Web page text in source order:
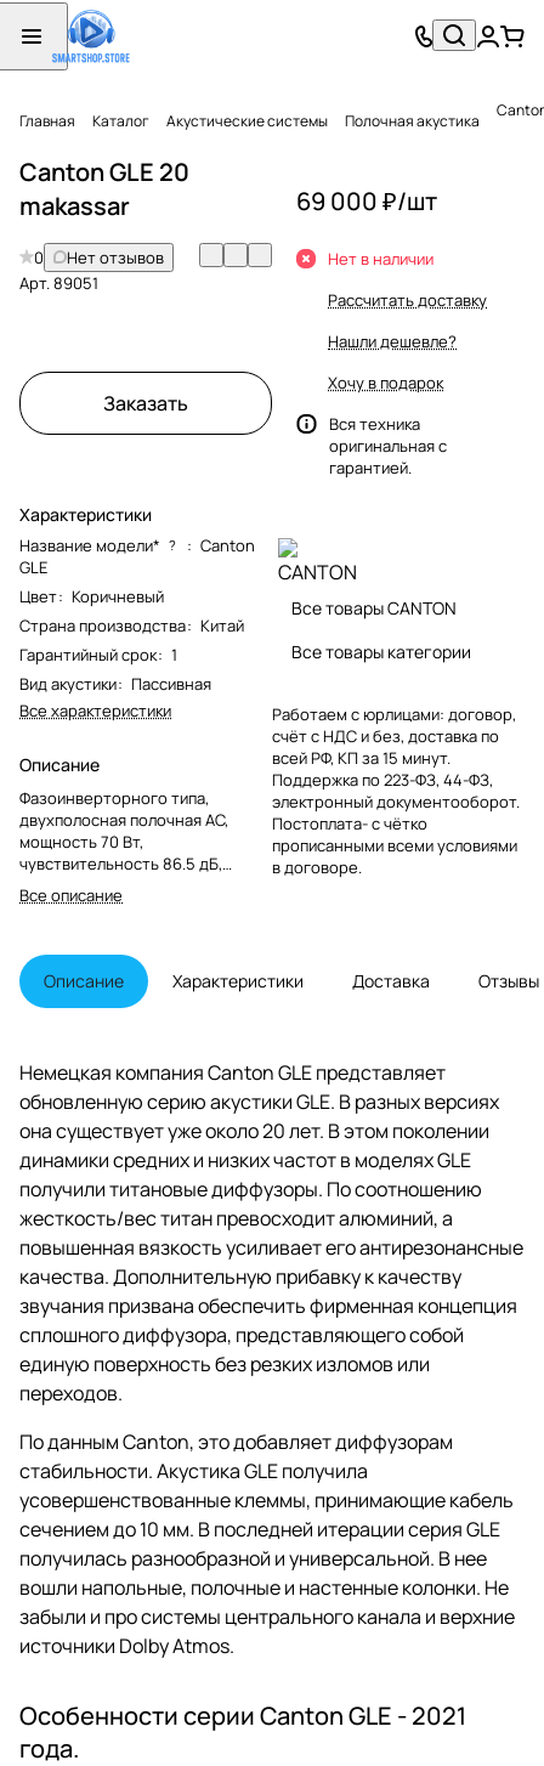
Главная Каталог Акустические системы Полочная акустика
Canton GLE 20
makassar
0
Нет отзывов
Арт.89051
Заказать
Характеристики
Название модели* ? : Canton
GLE
Цвет: Коричневый
Страна производства: Китай
Гарантийный срок: 1
Вид акустики: Пассивная
Все характеристики
Описание
Фазоинверторного типа,
двухполосная полочная АС,
мощность 70 Вт,
чувствительность 86.5 дБ,
импеданс 8 Ом, диапазон частот
42-30000 Гц, цвет коричневый.
Все описание
69 000 ₽/шт
Нет в наличии
Рассчитать доставку
Нашли дешевле?
Хочу в подарок
Вся техника
оригинальная с
гарантией.
Все товары CANTON
Все товары категории
Работаем с юрлицами: договор,
счёт с НДС и без, доставка по
всей РФ, КП за 15 минут.
Поддержка по 223-ФЗ, 44-ФЗ,
электронный документооборот.
Постоплата- с чётко
прописанными всеми условиями
в договоре.
Описание Характеристики Доставка Отзывы
Немецкая компания Canton GLE представляет
обновленную серию акустики GLE. В разных версиях
она существует уже около 20 лет. В этом поколении
динамики средних и низких частот в моделях GLE
получили титановые диффузоры. По соотношению
жесткость/вес титан превосходит алюминий, а
повышенная вязкость усиливает его антирезонансные
качества. Дополнительную прибавку к качеству
звучания призвана обеспечить фирменная концепция
сплошного диффузора, представляющего собой
единую поверхность без резких изломов или
переходов.
По данным Canton, это добавляет диффузорам
стабильности. Акустика GLE получила
усовершенствованные клеммы, принимающие кабель
сечением до 10 мм. В последней итерации серия GLE
получилась разнообразной и универсальной. В нее
вошли напольные, полочные и настенные колонки. Не
забыли и про системы центрального канала и верхние
источники Dolby Atmos.
Особенности серии Canton GLE - 2021
года.